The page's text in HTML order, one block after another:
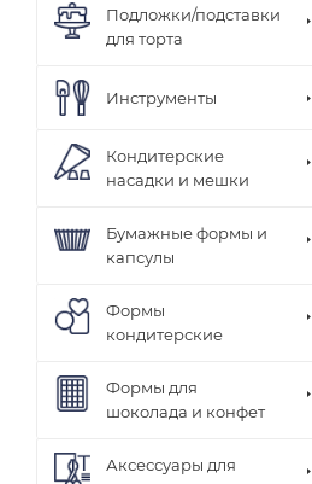
Подложки/подставки
для торта
Инструменты
Кондитерские
насадки и мешки
Бумажные формы и
капсулы
Формы
кондитерские
Формы для
шоколада и конфет
Аксессуары для